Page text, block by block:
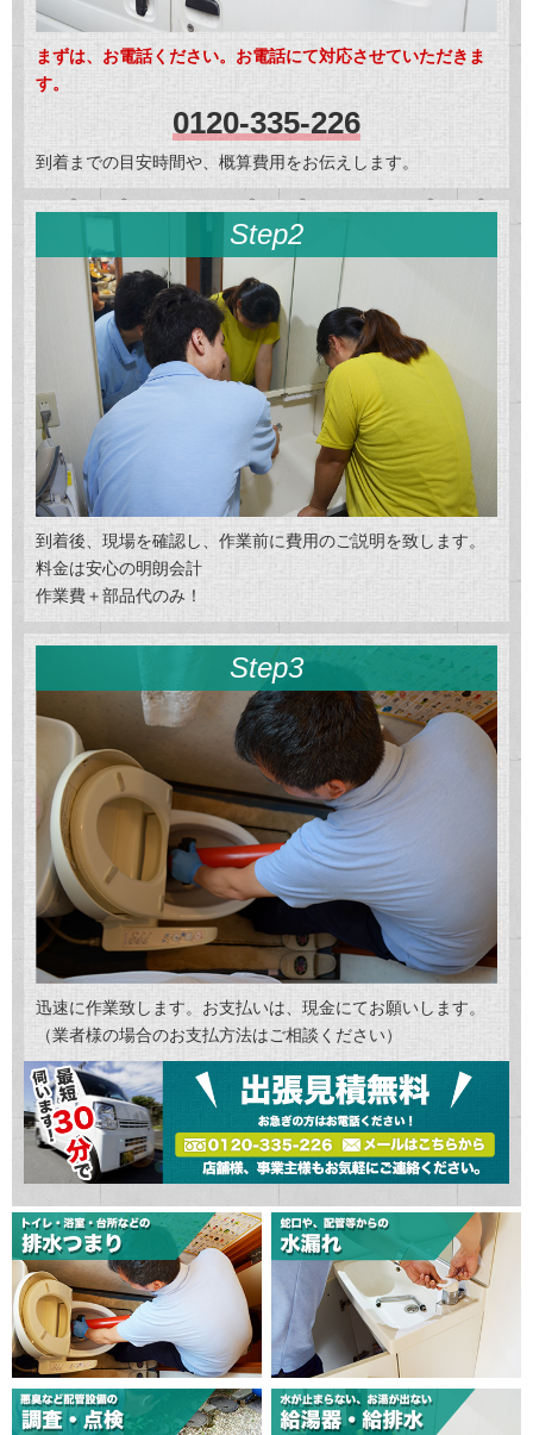
まずは、お電話ください。お電話にて対応させていただきま
す。
0120-335-226
到着までの目安時間や、概算費用をお伝えします。
Step2
到着後、現場を確認し、作業前に費用のご説明を致します。
料金は安心の明朗会計
作業費＋部品代のみ！
Step3
迅速に作業致します。お支払いは、現金にてお願いします。
（業者様の場合のお支払方法はご相談ください）